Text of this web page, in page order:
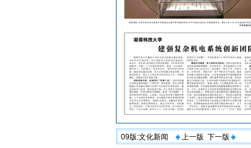
09版:文化新闻 上一版 下一版